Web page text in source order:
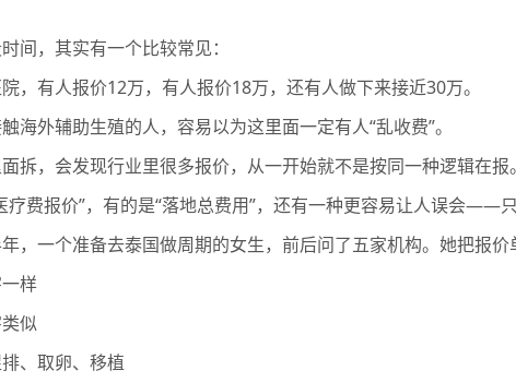
间，其实有一个比较常见：
，有人报价12万，有人报价18万，还有人做下来接近30万。
海外辅助生殖的人，容易以为这里面一定有人“乱收费”。
拆，会发现行业里很多报价，从一开始就不是按同一种逻辑在报。
疗费报价”，有的是“落地总费用”，还有一种更容易让人误会——
，一个准备去泰国做周期的女生，前后问了五家机构。她把报价
样
似
、取卵、移植